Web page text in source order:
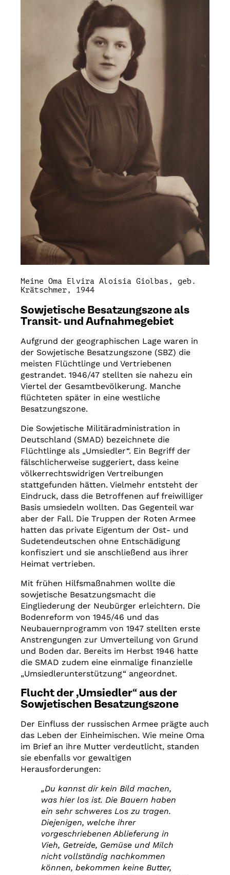
Meine Oma Elvira Aloisia Giolbas, geb.
Krätschmer, 1944
Sowjetische Besatzungszone als
Transit- und Aufnahmegebiet
Aufgrund der geographischen Lage waren in
der Sowjetische Besatzungszone (SBZ) die
meisten Flüchtlinge und Vertriebenen
gestrandet. 1946/47 stellten sie nahezu ein
Viertel der Gesamtbevölkerung. Manche
flüchteten später in eine westliche
Besatzungszone.
Die Sowjetische Militäradministration in
Deutschland (SMAD) bezeichnete die
Flüchtlinge als „Umsiedler“. Ein Begriff der
fälschlicherweise suggeriert, dass keine
völkerrechtswidrigen Vertreibungen
stattgefunden hätten. Vielmehr entsteht der
Eindruck, dass die Betroffenen auf freiwilliger
Basis umsiedeln wollten. Das Gegenteil war
aber der Fall. Die Truppen der Roten Armee
hatten das private Eigentum der Ost- und
Sudetendeutschen ohne Entschädigung
konfisziert und sie anschließend aus ihrer
Heimat vertrieben.
Mit frühen Hilfsmaßnahmen wollte die
sowjetische Besatzungsmacht die
Eingliederung der Neubürger erleichtern. Die
Bodenreform von 1945/46 und das
Neubauernprogramm von 1947 stellten erste
Anstrengungen zur Umverteilung von Grund
und Boden dar. Bereits im Herbst 1946 hatte
die SMAD zudem eine einmalige finanzielle
„Umsiedlerunterstützung“ angeordnet.
Flucht der „Umsiedler“ aus der
Sowjetischen Besatzungszone
Der Einfluss der russischen Armee prägte auch
das Leben der Einheimischen. Wie meine Oma
im Brief an ihre Mutter verdeutlicht, standen
sie ebenfalls vor gewaltigen
Herausforderungen:
„Du kannst dir kein Bild machen,
was hier los ist. Die Bauern haben
ein sehr schweres Los zu tragen.
Diejenigen, welche ihrer
vorgeschriebenen Ablieferung in
Vieh, Getreide, Gemüse und Milch
nicht vollständig nachkommen
können, bekommen keine Butter,